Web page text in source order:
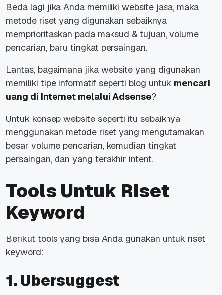
Beda lagi jika Anda memiliki website jasa, maka
metode riset yang digunakan sebaiknya
memprioritaskan pada maksud & tujuan, volume
pencarian, baru tingkat persaingan.
Lantas, bagaimana jika website yang digunakan
memiliki tipe informatif seperti blog untuk mencari
uang di Internet melalui Adsense?
Untuk konsep website seperti itu sebaiknya
menggunakan metode riset yang mengutamakan
besar volume pencarian, kemudian tingkat
persaingan, dan yang terakhir intent.
Tools Untuk Riset
Keyword
Berikut tools yang bisa Anda gunakan untuk riset
keyword:
1. Ubersuggest